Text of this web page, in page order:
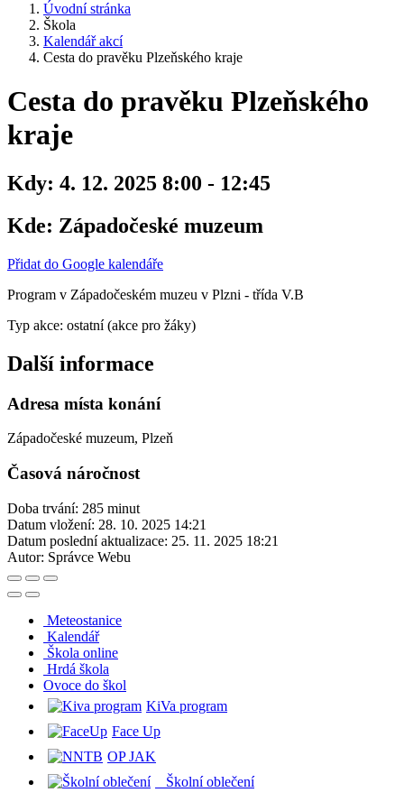
Úvodní stránka
Škola
Kalendář akcí
Cesta do pravěku Plzeňského kraje
Cesta do pravěku Plzeňského
kraje
Kdy: 4. 12. 2025 8:00 - 12:45
Kde: Západočeské muzeum
Přidat do Google kalendáře
Program v Západočeském muzeu v Plzni - třída V.B
Typ akce: ostatní (akce pro žáky)
Další informace
Adresa místa konání
Západočeské muzeum, Plzeň
Časová náročnost
Doba trvání: 285 minut
Datum vložení: 28. 10. 2025 14:21
Datum poslední aktualizace: 25. 11. 2025 18:21
Autor: Správce Webu
Meteostanice
Kalendář
Škola online
Hrdá škola
Ovoce do škol
KiVa program
Face Up
OP JAK
Školní oblečení